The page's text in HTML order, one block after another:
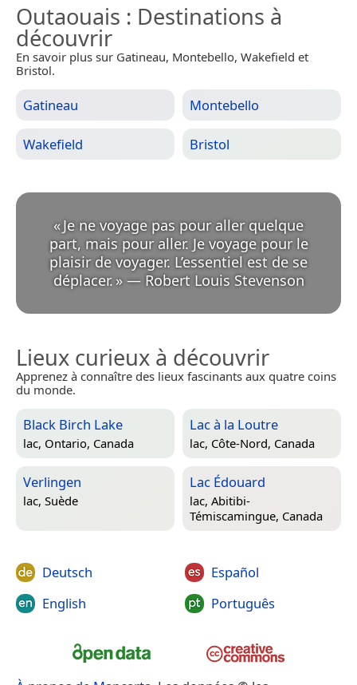
Outaouais : Destinations à
découvrir
En savoir plus sur Gatineau, Montebello, Wakefield et
Bristol.
Gatineau Montebello
Wakefield Bristol
«Je ne voyage pas pour aller quelque
part, mais pour aller. Je voyage pour le
plaisir de voyager. L’essentiel est de se
déplacer. » — Robert Louis Stevenson
Lieux curieux à découvrir
Apprenez à connaître des lieux fascinants aux quatre coins
du monde.
Black Birch Lake
lac, Ontario, Canada
Lac à la Loutre
lac, Côte-Nord, Canada
Verlingen
lac, Suède
Lac Édouard
lac, Abitibi-
Témiscamingue, Canada
Deutsch
English
Español
Português